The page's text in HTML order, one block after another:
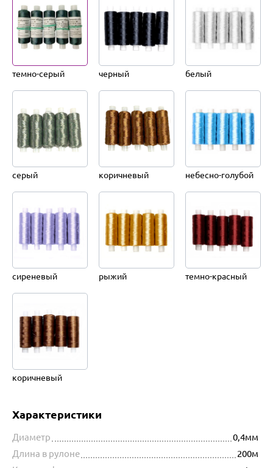
темно-серый черный белый
серый коричневый небесно-голубой
сиреневый рыжий темно-красный
коричневый
Характеристики
Диаметр
0,4мм
Длина в рулоне
200м